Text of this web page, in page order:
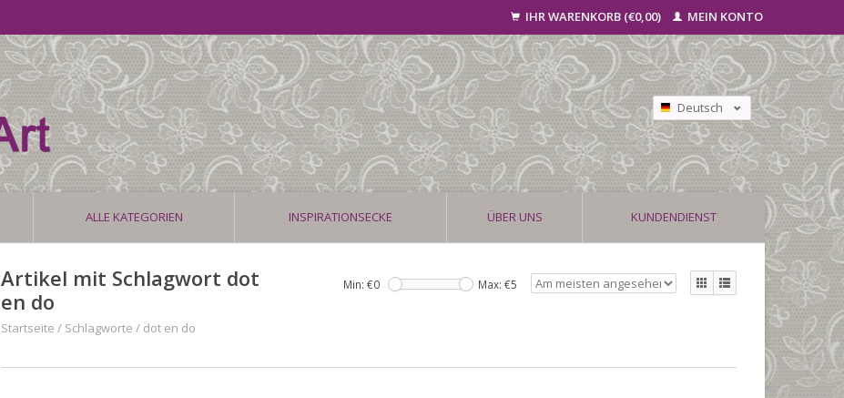
IHR WARENKORB (€0,00) MEIN KONTO
Deutsch
Nederlands
Français
ALLE KATEGORIEN INSPIRATIONSECKE ÜBER UNS KUNDENDIENST
Artikel mit Schlagwort dot
en do
Startseite / Schlagworte / dot en do
Min: €0 Max: €5